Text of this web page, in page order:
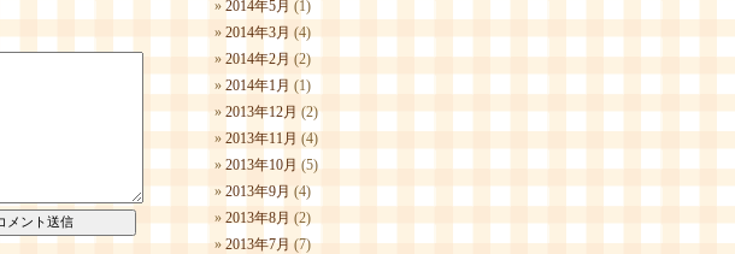
2014年5月 (1)
2014年3月 (4)
2014年2月 (2)
2014年1月 (1)
2013年12月 (2)
2013年11月 (4)
2013年10月 (5)
2013年9月 (4)
2013年8月 (2)
2013年7月 (7)